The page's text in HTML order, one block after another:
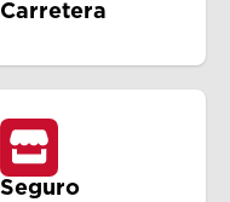
Carretera
Seguro